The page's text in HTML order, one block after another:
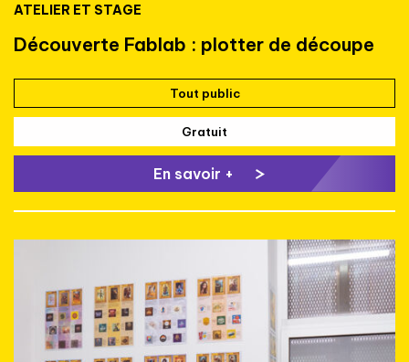
ATELIER ET STAGE
Découverte Fablab : plotter de découpe
Tout public
Gratuit
En savoir +